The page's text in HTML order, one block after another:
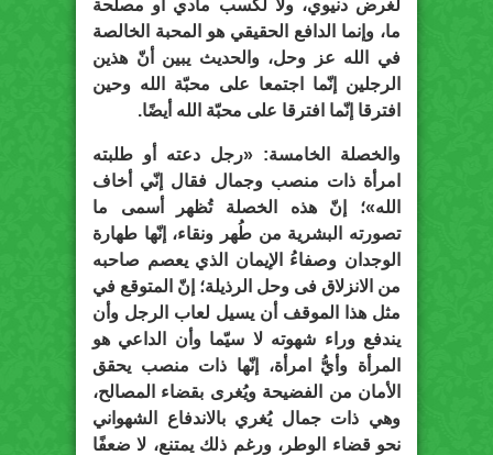
لغرض دنيوي، ولا لكسب مادي أو مصلحة
ما، وإنما الدافع الحقيقي هو المحبة الخالصة
في الله عز وحل، والحديث يبين أنّ هذين
الرجلين إنّما اجتمعا على محبّة الله وحين
افترقا إنّما افترقا على محبّة الله أيضًا.
والخصلة الخامسة: «رجل دعته أو طلبته
امرأة ذات منصب وجمال فقال إنّي أخاف
الله»؛ إنّ هذه الخصلة تُظهر أسمى ما
تصورته البشرية من طُهر ونقاء، إنّها طهارة
الوجدان وصفاءُ الإيمان الذي يعصم صاحبه
من الانزلاق فى وحل الرذيلة؛ إنّ المتوقع في
مثل هذا الموقف أن يسيل لعاب الرجل وأن
يندفع وراء شهوته لا سيّما وأن الداعي هو
المرأة وأيُّ امرأة، إنّها ذات منصب يحقق
الأمان من الفضيحة ويُغرى بقضاء المصالح،
وهي ذات جمال يُغري بالاندفاع الشهواني
نحو قضاء الوطر، ورغم ذلك يمتنع، لا ضعفًا